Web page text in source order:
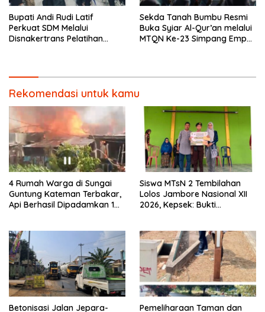
Bupati Andi Rudi Latif
Perkuat SDM Melalui
Disnakertrans Pelatihan
Sekda Tanah Bumbu Resmi
Buka Syiar Al-Qur’an melalui
MTQN Ke-23 Simpang Empat
Rekomendasi untuk kamu
4 Rumah Warga di Sungai
Guntung Kateman Terbakar,
Api Berhasil Dipadamkan 1
Siswa MTsN 2 Tembilahan
Lolos Jambore Nasional XII
2026, Kepsek: Bukti
Betonisasi Jalan Jepara-
Pemeliharaan Taman dan